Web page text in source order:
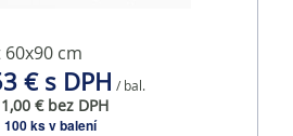
cm
€ s DPH / bal.
€ bez DPH
100 ks v balení